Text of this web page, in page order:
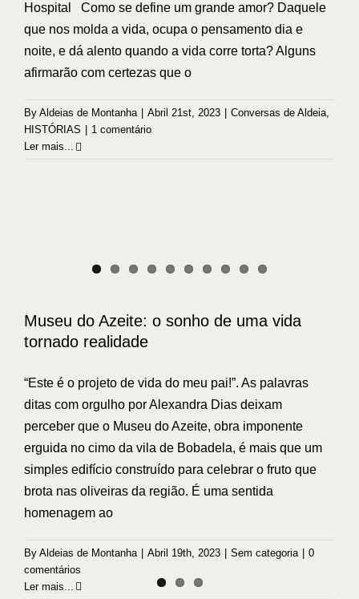
Hospital Como se define um grande amor? Daquele
que nos molda a vida, ocupa o pensamento dia e
noite, e dá alento quando a vida corre torta? Alguns
afirmarão com certezas que o
By Aldeias de Montanha Abril 21st, 2023 Conversas de Aldeia,
HISTÓRIAS
1 comentário
Ler mais...
Museu do Azeite: o sonho de uma vida
tornado realidade
“Este é o projeto de vida do meu pai!”. As palavras
ditas com orgulho por Alexandra Dias deixam
perceber que o Museu do Azeite, obra imponente
erguida no cimo da vila de Bobadela, é mais que um
simples edifício construído para celebrar o fruto que
brota nas oliveiras da região. É uma sentida
homenagem ao
By Aldeias de Montanha Abril 19th, 2023 Sem categoria
0
comentários
Ler mais...Trabalhar lá fora cá dentro! Espaços